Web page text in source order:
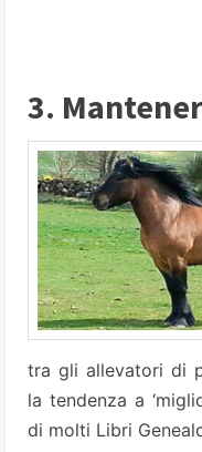
3.
tra gli allevatori di
la tendenza a
di molti Libri